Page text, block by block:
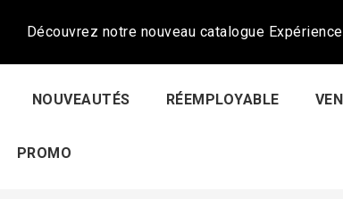
Découvrez notre nouveau catalogue
NOUVEAUTÉS RÉEMPLOYABLE
PROMO